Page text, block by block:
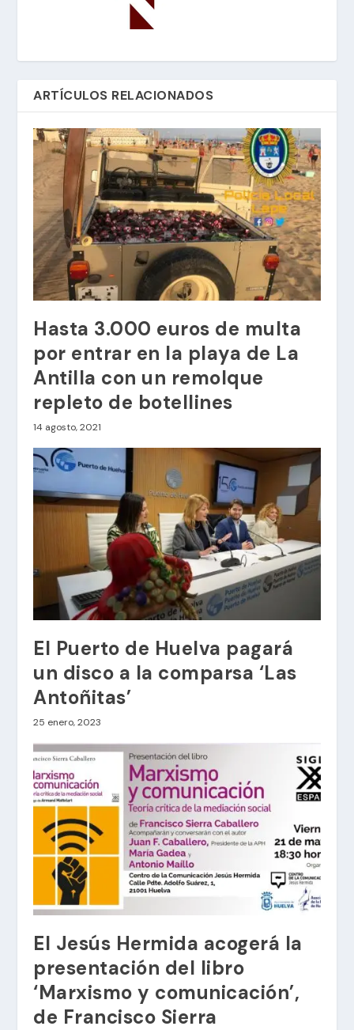
ARTÍCULOS RELACIONADOS
Hasta 3.000 euros de multa
por entrar en la playa de La
Antilla con un remolque
repleto de botellines
14 agosto, 2021
El Puerto de Huelva pagará
un disco a la comparsa ‘Las
Antoñitas’
25 enero, 2023
El Jesús Hermida acogerá la
presentación del libro
‘Marxismo y comunicación’,
de Francisco Sierra